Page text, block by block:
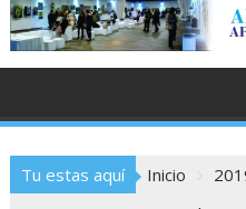
Tu estas aquí Inicio